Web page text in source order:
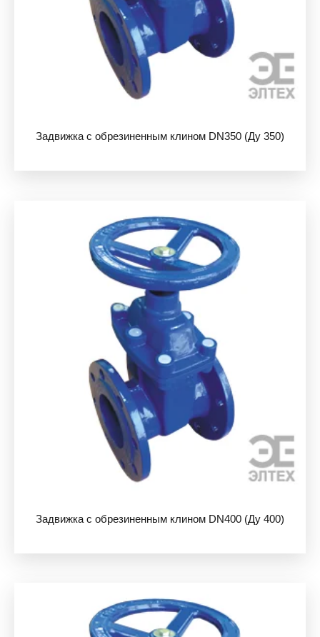
Задвижка с обрезиненным клином DN350 (Ду 350)
Задвижка с обрезиненным клином DN400 (Ду 400)